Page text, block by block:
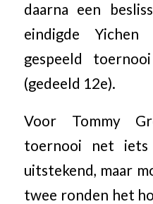
daarna een
eindigde
gespeeld
(gedeeld 12e).
Voor Tommy
toernooi net
uitstekend, maar
twee ronden het